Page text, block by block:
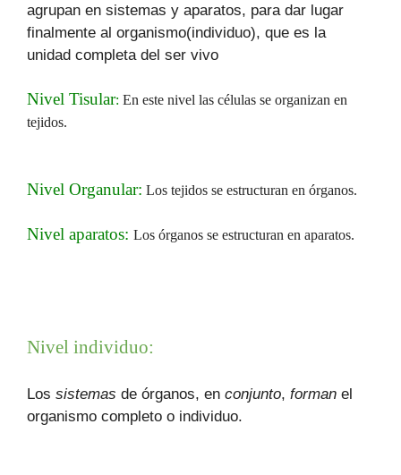
agrupan en sistemas y aparatos, para dar lugar
finalmente al organismo(individuo), que es la
unidad completa del ser vivo
Nivel Tisular: En este nivel las células se organizan en
tejidos.
Nivel Organular: Los tejidos se estructuran en órganos.
Nivel aparatos: Los órganos se estructuran en aparatos.
Nivel individuo:
Los sistemas de órganos, en conjunto, forman el
organismo completo o individuo.